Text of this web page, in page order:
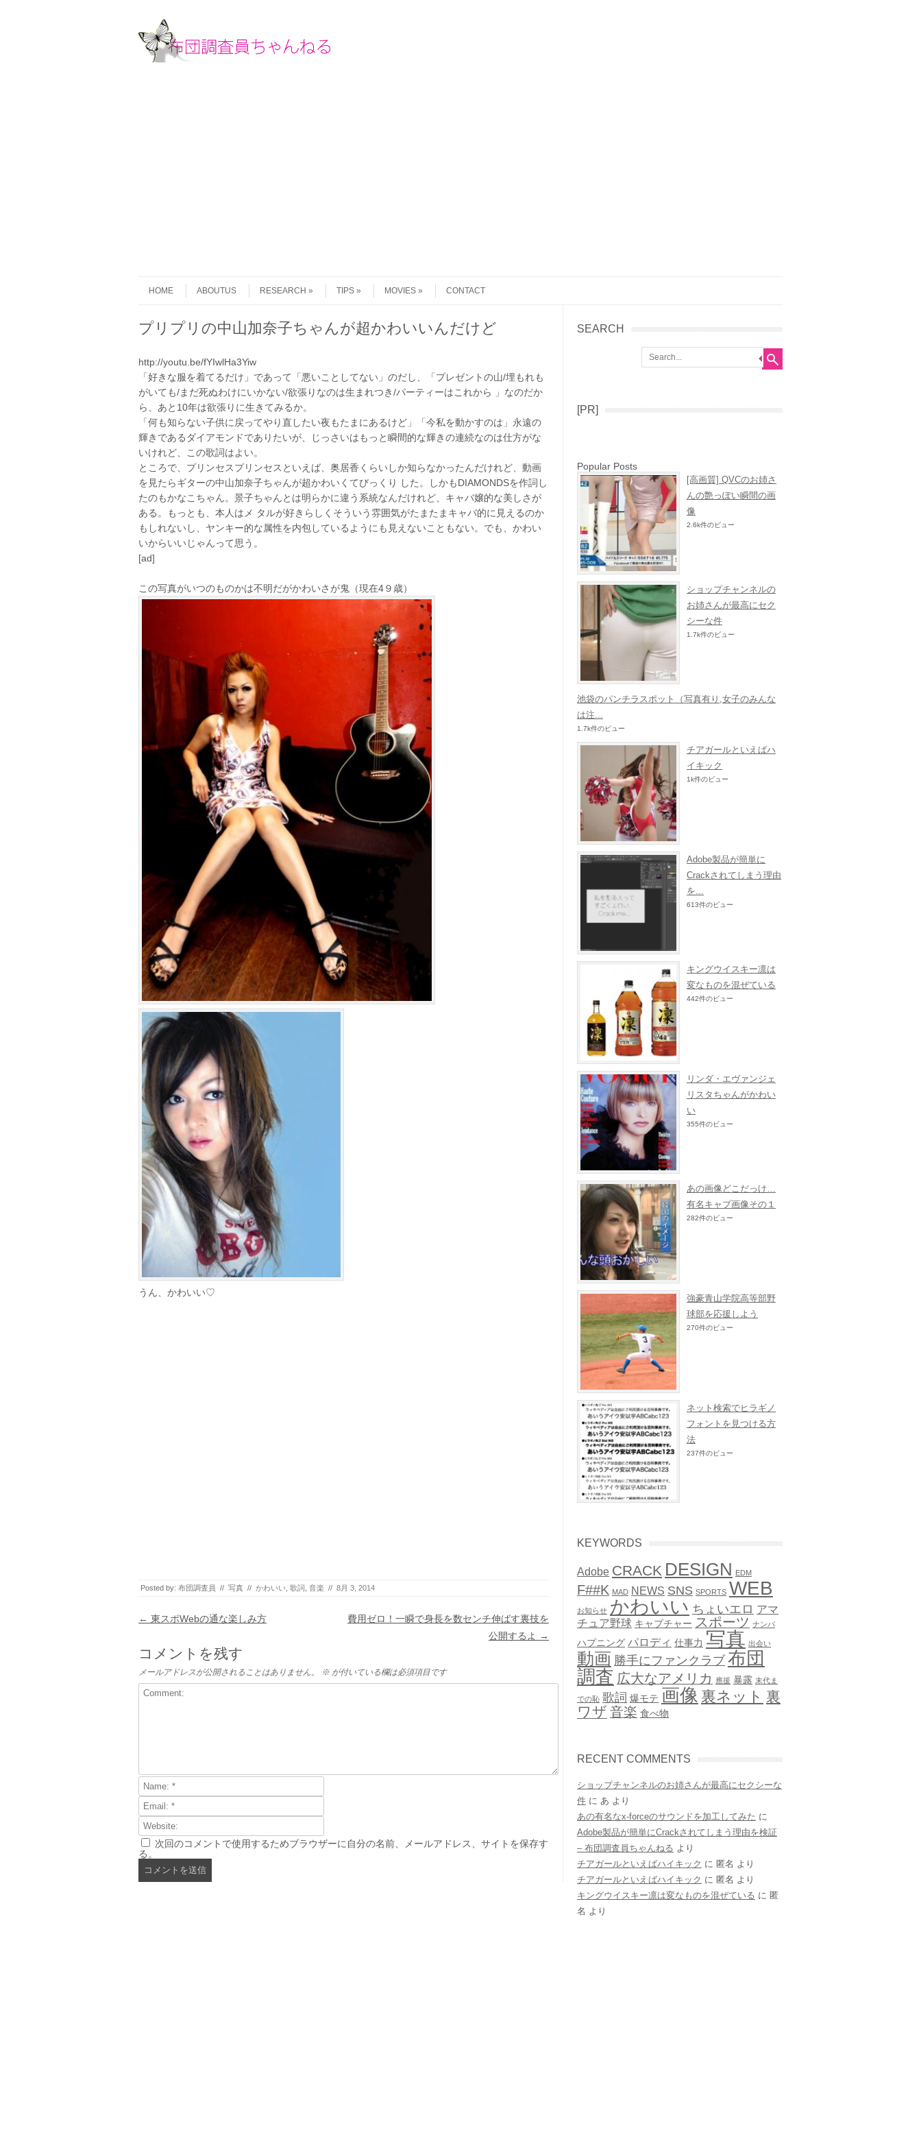
Menu
HOME
ABOUTUS RESEARCH TIPS MOVIES CONTACT
プリプリの中山加奈子ちゃんが超かわいいんだけど
http://youtu.be/fYIwlHa3Yiw
「好きな服を着てるだけ」であって「悪いことしてない」のだし、「プレゼントの山/埋もれも
がいても/まだ死ぬわけにいかない/欲張りなのは生まれつき/パーティーはこれから 」なのだか
ら、あと10年は欲張りに生きてみるか。
「何も知らない子供に戻ってやり直したい夜もたまにあるけど」「今私を動かすのは」永遠の
輝きであるダイアモンドでありたいが、じっさいはもっと瞬間的な輝きの連続なのは仕方がな
いけれど、この歌詞はよい。
ところで、プリンセスプリンセスといえば、奥居香くらいしか知らなかったんだけれど、動画
を見たらギターの中山加奈子ちゃんが超かわいくてびっくり した。しかもDIAMONDSを作詞し
たのもかなこちゃん。景子ちゃんとは明らかに違う系統なんだけれど、キャバ嬢的な美しさが
ある。もっとも、本人はメ タルが好きらしくそういう雰囲気がたまたまキャバ的に見えるのか
もしれないし、ヤンキー的な属性を内包しているようにも見えないこともない。でも、かわい
いからいいじゃんって思う。
[ad]
この写真がいつのものかは不明だがかわいさが鬼（現在4９歳）
うん、かわいい♡
Posted by: 布団調査員 // 写真 // かわいい 歌詞 音楽 // 8月 3, 2014
Post navigation
← 東スポWebの通な楽しみ方
費用ゼロ！一瞬で身長を数センチ伸ばす裏技を
公開するよ →
コメントを残す
メールアドレスが公開されることはありません。 ※ が付いている欄は必須項目です
次回のコメントで使用するためブラウザーに自分の名前、メールアドレス、サイトを保存す
る。
SEARCH
[PR]
Popular Posts
[高画質] QVCのお姉さ
んの艶っぽい瞬間の画
像
2.6k件のビュー
ショップチャンネルの
お姉さんが最高にセク
シーな件
1.7k件のビュー
池袋のパンチラスポット（写真有り,女子のみんな
は注...
1.7k件のビュー
チアガールといえばハ
イキック
1k件のビュー
Adobe製品が簡単に
Crackされてしまう理由
を...
613件のビュー
キングウイスキー凛は
変なものを混ぜている
442件のビュー
リンダ・エヴァンジェ
リスタちゃんがかわい
い
355件のビュー
あの画像どこだっけ…
有名キャプ画像その１
282件のビュー
強豪青山学院高等部野
球部を応援しよう
270件のビュー
ネット検索でヒラギノ
フォントを見つける方
法
237件のビュー
KEYWORDS
Adobe CRACK DESIGN EDM
F##K MAD NEWS SNS SPORTS WEB
お知らせ かわいい ちょいエロ アマ
チュア野球 キャプチャー スポーツ ナンパ
ハプニング パロディ 仕事力 写真 出会い
動画 勝手にファンクラブ布団
調査 広大なアメリカ 應援 暴露 末代ま
での恥 歌詞 爆モテ 画像 裏ネット 裏
ワザ 音楽 食べ物
RECENT COMMENTS
ショップチャンネルのお姉さんが最高にセクシーな
件 に あ より
あの有名なx-forceのサウンドを加工してみた に
Adobe製品が簡単にCrackされてしまう理由を検証
– 布団調査員ちゃんねる より
チアガールといえばハイキック に 匿名 より
チアガールといえばハイキック に 匿名 より
キングウイスキー凛は変なものを混ぜている に 匿
名 より